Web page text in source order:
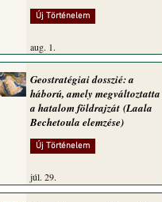
Új Történelem
aug. 1.
Geostratégiai dosszié: a
háború, amely megváltoztatta
a hatalom földrajzát (Laala
Bechetoula elemzése)
Új Történelem
júl. 29.